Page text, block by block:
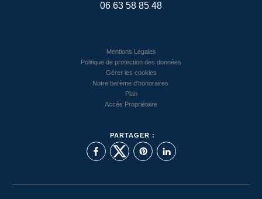
06 63 58 85 48
Mentions Légales
Politique de protection des données
Gérer les cookies
Notre barème d'honoraires
Plan
Accès Propriétaire
PARTAGER :